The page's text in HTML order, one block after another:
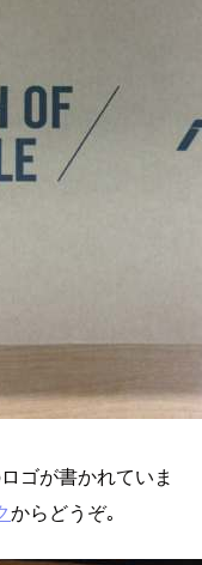
ゴが書かれていま
からどうぞ｡